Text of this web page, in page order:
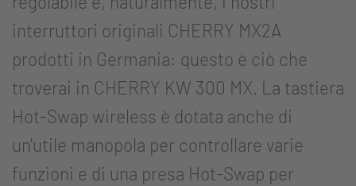
interruttori originali CHERRY MX2A
prodotti in Germania: questo è ciò che
troverai in CHERRY KW 300 MX. La tastiera
Hot-Swap wireless è dotata anche di
un'utile manopola per controllare varie
funzioni e di una presa Hot-Swap per